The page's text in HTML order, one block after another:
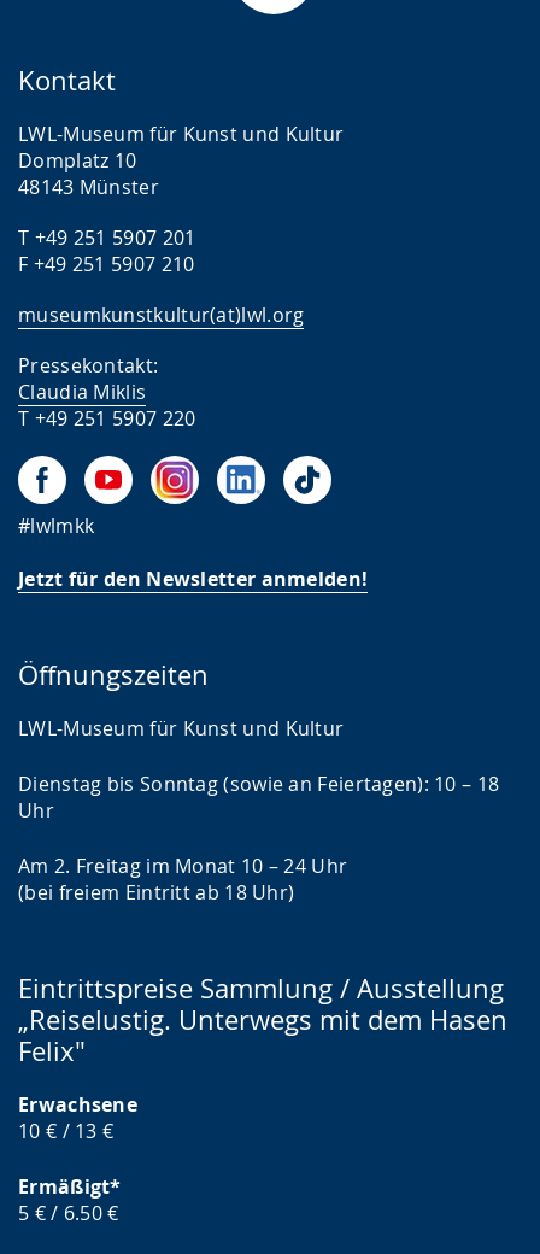
Kontakt
LWL-Museum für Kunst und Kultur
Domplatz 10
48143 Münster
T +49 251 5907 201
F +49 251 5907 210
museumkunstkultur(at)lwl.org
Pressekontakt:
Claudia Miklis
T +49 251 5907 220
#lwlmkk
Jetzt für den Newsletter anmelden!
Öffnungszeiten
LWL-Museum für Kunst und Kultur
Dienstag bis Sonntag (sowie an Feiertagen): 10 – 18
Uhr
Am 2. Freitag im Monat 10 – 24 Uhr
(bei freiem Eintritt ab 18 Uhr)
Eintrittspreise Sammlung / Ausstellung
„Reiselustig. Unterwegs mit dem Hasen
Felix"
Erwachsene
10 € / 13 €
Ermäßigt*
5 € / 6.50 €